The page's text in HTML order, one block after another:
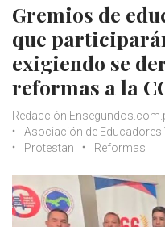
Gremios de
que
exigiendo se
reformas a la
Redacción
Asociación de Educadores
Protestan
Reformas